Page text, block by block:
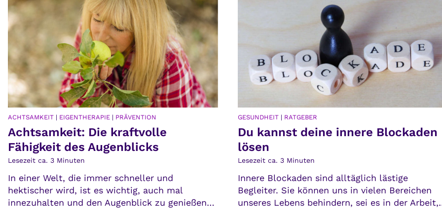
|PRÄVENTION
Die kraftvolle
Augenblicks
immer schneller und
ist es wichtig, auch mal
den Augenblick zu genießen…
RATGEBER
Du kannst deine innere Blockaden
Minuten
Innere Blockaden sind alltäglich lästige
Begleiter. Sie können uns in vielen Bereichen
unseres Lebens behindern, sei es in der Arbeit,…
zu
In der
ist
und